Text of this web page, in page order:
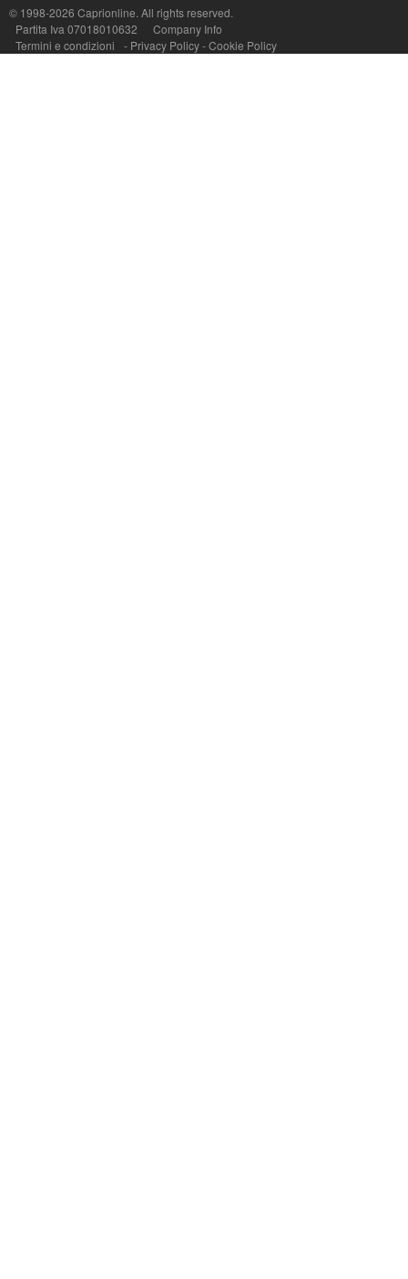
© 1998-2026 Caprionline. All rights reserved.
Partita Iva 07018010632
Company Info
Termini e condizioni
- Privacy Policy-Cookie Policy